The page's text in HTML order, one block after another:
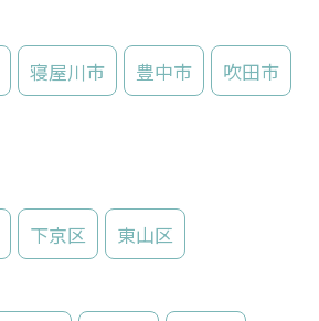
寝屋川市 豊中市 吹田市
下京区 東山区